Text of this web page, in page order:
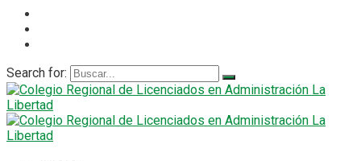
Search for: